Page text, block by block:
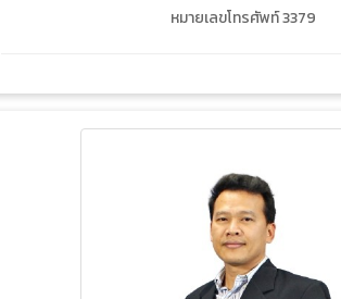
หมายเลขโทรศัพท์ 3379